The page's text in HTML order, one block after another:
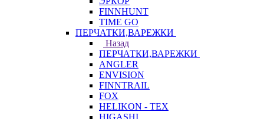
FINNHUNT
TIME GO
ПЕРЧАТКИ,ВАРЕЖКИ
Назад
ПЕРЧАТКИ,ВАРЕЖКИ
ANGLER
ENVISION
FINNTRAIL
FOX
HELIKON - TEX
HIGASHI